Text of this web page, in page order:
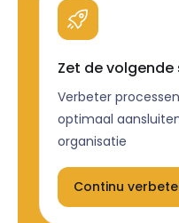
Zet de volgende
Verbeter
optimaal
organisatie
Continu